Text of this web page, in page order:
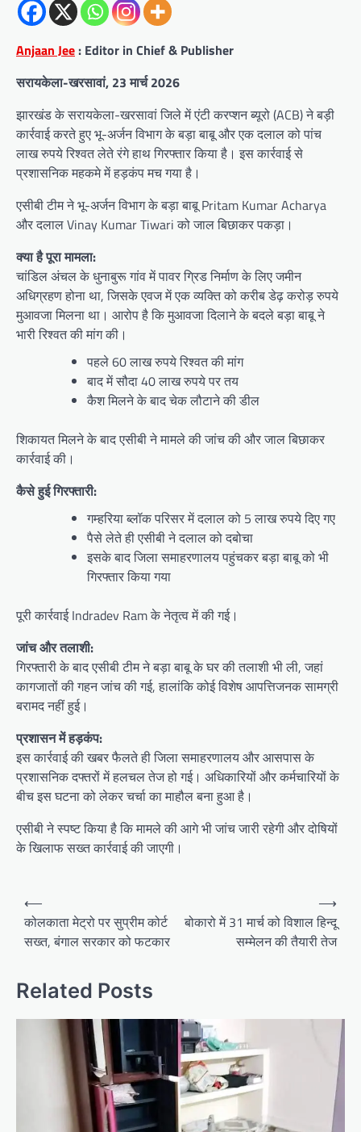
Anjaan Jee : Editor in Chief & Publisher
सरायकेला-खरसावां, 23 मार्च 2026
झारखंड के सरायकेला-खरसावां जिले में एंटी करप्शन ब्यूरो (ACB) ने बड़ी
कार्रवाई करते हुए भू-अर्जन विभाग के बड़ा बाबू और एक दलाल को पांच
लाख रुपये रिश्वत लेते रंगे हाथ गिरफ्तार किया है। इस कार्रवाई से
प्रशासनिक महकमे में हड़कंप मच गया है।
एसीबी टीम ने भू-अर्जन विभाग के बड़ा बाबू Pritam Kumar Acharya
और दलाल Vinay Kumar Tiwari को जाल बिछाकर पकड़ा।
क्या है पूरा मामला:
चांडिल अंचल के धुनाबुरू गांव में पावर ग्रिड निर्माण के लिए जमीन
अधिग्रहण होना था, जिसके एवज में एक व्यक्ति को करीब डेढ़ करोड़ रुपये
मुआवजा मिलना था। आरोप है कि मुआवजा दिलाने के बदले बड़ा बाबू ने
भारी रिश्वत की मांग की।
पहले 60 लाख रुपये रिश्वत की मांग
बाद में सौदा 40 लाख रुपये पर तय
कैश मिलने के बाद चेक लौटाने की डील
शिकायत मिलने के बाद एसीबी ने मामले की जांच की और जाल बिछाकर
कार्रवाई की।
कैसे हुई गिरफ्तारी:
गम्हरिया ब्लॉक परिसर में दलाल को 5 लाख रुपये दिए गए
पैसे लेते ही एसीबी ने दलाल को दबोचा
इसके बाद जिला समाहरणालय पहुंचकर बड़ा बाबू को भी
गिरफ्तार किया गया
पूरी कार्रवाई Indradev Ram के नेतृत्व में की गई।
जांच और तलाशी:
गिरफ्तारी के बाद एसीबी टीम ने बड़ा बाबू के घर की तलाशी भी ली, जहां
कागजातों की गहन जांच की गई, हालांकि कोई विशेष आपत्तिजनक सामग्री
बरामद नहीं हुई।
प्रशासन में हड़कंप:
इस कार्रवाई की खबर फैलते ही जिला समाहरणालय और आसपास के
प्रशासनिक दफ्तरों में हलचल तेज हो गई। अधिकारियों और कर्मचारियों के
बीच इस घटना को लेकर चर्चा का माहौल बना हुआ है।
एसीबी ने स्पष्ट किया है कि मामले की आगे भी जांच जारी रहेगी और दोषियों
के खिलाफ सख्त कार्रवाई की जाएगी।
Post
navigation
⟵
कोलकाता मेट्रो पर सुप्रीम कोर्ट
सख्त, बंगाल सरकार को फटकार
बोकारो में 31 मार्च को विशाल हिन्दू
सम्मेलन की तैयारी तेज
⟶
Related Posts